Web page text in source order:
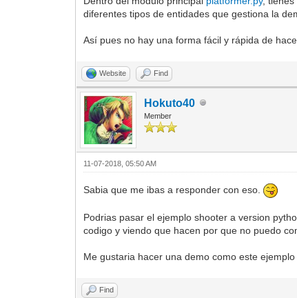
diferentes tipos de entidades que gestiona la
Así pues no hay una forma fácil y rápida de
Website Find
Hokuto40
Member
11-07-2018, 05:50 AM
Sabia que me ibas a responder con eso.
Podrias pasar el ejemplo shooter a version
codigo y viendo que hacen por que no puedo
Me gustaria hacer una demo como este
Find